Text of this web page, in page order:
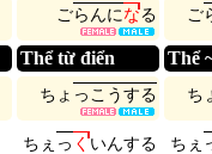
ごら んになる ご
Thể từ điển Thể
ち ょ っ こ うする ち
ち ぇ っ くいんする ち ぇ